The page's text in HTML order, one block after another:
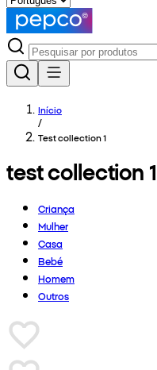
Início
/
Test collection 1
test collection 1
Criança
Mulher
Casa
Bebé
Homem
Outros